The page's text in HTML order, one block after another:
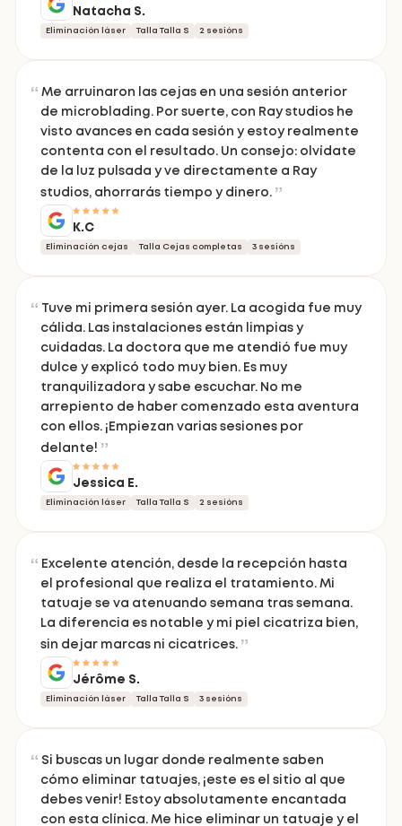
Natacha S.
Eliminación láser Talla Talla S 2 sesións
Me arruinaron las cejas en una sesión anterior
de microblading. Por suerte, con Ray studios he
visto avances en cada sesión y estoy realmente
contenta con el resultado. Un consejo: olvídate
de la luz pulsada y ve directamente a Ray
studios, ahorrarás tiempo y dinero.
K.C
Eliminación cejas Talla Cejas completas 3 sesións
Tuve mi primera sesión ayer. La acogida fue muy
cálida. Las instalaciones están limpias y
cuidadas. La doctora que me atendió fue muy
dulce y explicó todo muy bien. Es muy
tranquilizadora y sabe escuchar. No me
arrepiento de haber comenzado esta aventura
con ellos. ¡Empiezan varias sesiones por
delante!
Jessica E.
Eliminación láser Talla Talla S 2 sesións
Excelente atención, desde la recepción hasta
el profesional que realiza el tratamiento. Mi
tatuaje se va atenuando semana tras semana.
La diferencia es notable y mi piel cicatriza bien,
sin dejar marcas ni cicatrices.
Jérôme S.
Eliminación láser Talla Talla S 3 sesións
Si buscas un lugar donde realmente saben
cómo eliminar tatuajes, ¡este es el sitio al que
debes venir! Estoy absolutamente encantada
con esta clínica. Me hice eliminar un tatuaje y el